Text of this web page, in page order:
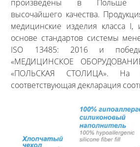
произведены в Польше
высочайшего качества.
медицинские изделия класса I,
основе стандартов системы
ISO 13485: 2016 и
«МЕДИЦИНСКОЕ
«ПОЛЬСКАЯ СТОЛИЦА». На
соответствующая декларация